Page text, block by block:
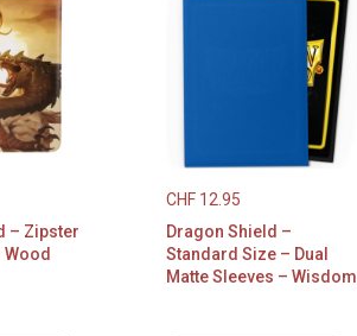
– Zipster
CHF 12.95
Dragon Shield –
Standard Size – Dual
Matte Sleeves – Wisdom